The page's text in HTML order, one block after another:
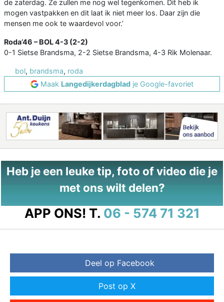
de zaterdag. Ze zullen me nog wel tegenkomen. Dit heb ik
mogen vastpakken en dit laat ik niet meer los. Daar zijn die
mensen me ook te waardevol voor.’
Roda’46 – BOL 4-3 (2-2)
0-1 Sietse Brandsma, 2-2 Sietse Brandsma, 4-3 Rik Molenaar.
bol, brandsma, roda
Maak Langedijkerdagblad je Google-favoriet
Heb je een leuke tip, foto of video die je
met ons wilt delen?
APP ONS! T. 06 - 574 71 321
Deel op Facebook
Post op X